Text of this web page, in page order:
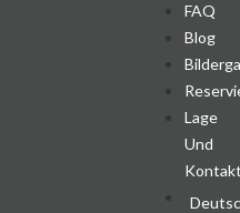
FAQ
Blog
Lage
Und